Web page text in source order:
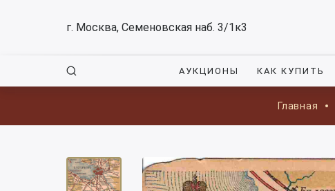
г. Москва, Семеновская наб. 3/1к3
АУКЦИОНЫ КАК КУПИТЬ
Главная